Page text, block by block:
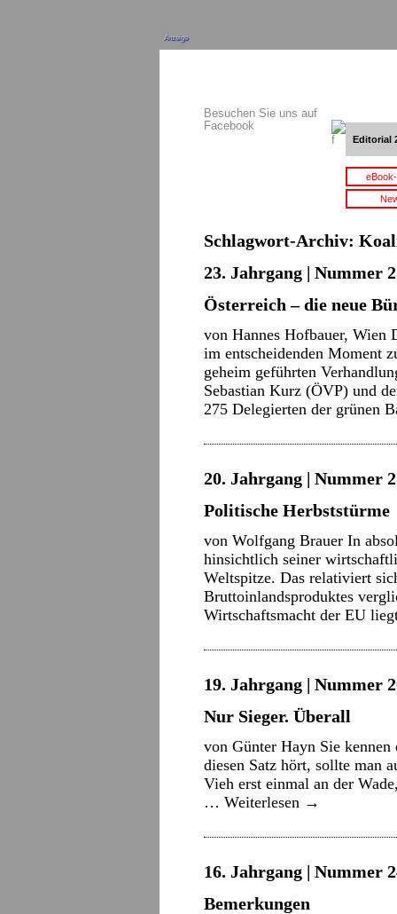
Anzeige
Besuchen Sie uns auf
Facebook
Editorial
Schlagwort-Archiv:
23. Jahrgang | Nummer
Österreich – die neue
von Hannes Hofbauer, Wien
im entscheidenden Moment
geheim geführten
Sebastian Kurz (ÖVP) und
275 Delegierten der grünen
20. Jahrgang | Nummer
Politische Herbststürme
von Wolfgang Brauer In
hinsichtlich seiner
Weltspitze. Das relativiert
Bruttoinlandsproduktes
Wirtschaftsmacht der EU
19. Jahrgang | Nummer
Nur Sieger. Überall
von Günter Hayn Sie
diesen Satz hört, sollte man
Vieh erst einmal an der
… Weiterlesen →
16. Jahrgang | Nummer
Bemerkungen